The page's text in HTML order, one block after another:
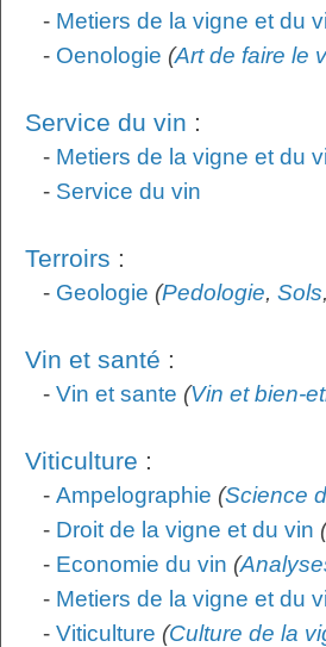
- Metiers de la vigne et du
- Oenologie (Art de faire le
Service du vin :
- Metiers de la vigne et du
- Service du vin
Terroirs :
- Geologie (Pedologie, Sols,
Vin et santé :
- Vin et sante (Vin et bien-
Viticulture :
- Ampelographie (Science
- Droit de la vigne et du vin (
- Economie du vin (
- Metiers de la vigne et du
- Viticulture (Culture de la